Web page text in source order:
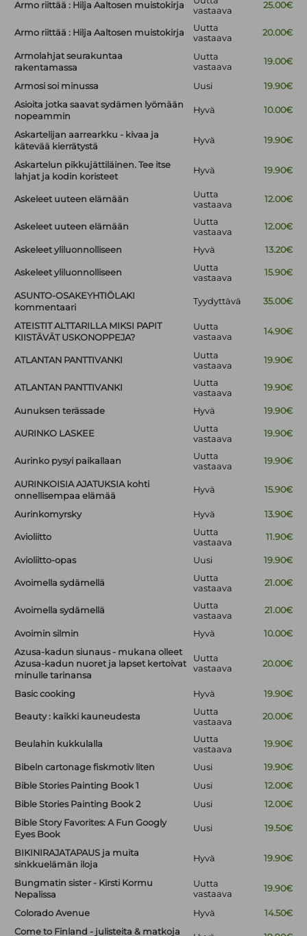
Armo riittää : Hilja Aaltosen muistokirja
vastaava
25.00€
Armo riittää : Hilja Aaltosen muistokirja
Uutta
vastaava
20.00€
Armolahjat seurakuntaa
rakentamassa
Uutta
vastaava
19.00€
Armosi soi minussa Uusi
19.90€
Asioita jotka saavat sydämen lyömään
nopeammin
Hyvä 10.00€
Askartelijan aarrearkku - kivaa ja
kätevää kierrätystä
Hyvä 19.90€
Askartelun pikkujättiläinen. Tee itse
lahjat ja kodin koristeet
Hyvä 19.90€
Askeleet uuteen elämään
Uutta
vastaava
12.00€
Askeleet uuteen elämään
Uutta
vastaava
12.00€
Askeleet yliluonnolliseen Hyvä 13.20€
Askeleet yliluonnolliseen
Uutta
vastaava
15.90€
ASUNTO-OSAKEYHTIÖLAKI
kommentaari
Tyydyttävä 35.00€
ATEISTIT ALTTARILLA MIKSI PAPIT
KIISTÄVÄT USKONOPPEJA?
Uutta
vastaava
14.90€
ATLANTAN PANTTIVANKI
Uutta
vastaava
19.90€
ATLANTAN PANTTIVANKI
Uutta
vastaava
19.90€
Aunuksen terässade Hyvä 19.90€
AURINKO LASKEE
Uutta
vastaava
19.90€
Aurinko pysyi paikallaan
Uutta
vastaava
19.90€
AURINKOISIA AJATUKSIA kohti
onnellisempaa elämää
Hyvä 15.90€
Aurinkomyrsky Hyvä 13.90€
Avioliitto
Uutta
vastaava
11.90€
Avioliitto-opas Uusi 19.90€
Avoimella sydämellä
Uutta
vastaava
21.00€
Avoimella sydämellä
Uutta
vastaava
21.00€
Avoimin silmin Hyvä
10.00€
Azusa-kadun siunaus - mukana olleet
Azusa-kadun nuoret ja lapset kertoivat
minulle tarinansa
Uutta
vastaava
20.00€
Basic cooking Hyvä 19.90€
Beauty : kaikki kauneudesta
Uutta
vastaava
20.00€
Beulahin kukkulalla
Uutta
vastaava
19.90€
Bibeln cartonage fiskmotiv liten Uusi
19.90€
Bible Stories Painting Book 1
Uusi
12.00€
Bible Stories Painting Book 2
Uusi
12.00€
Bible Story Favorites: A Fun Googly
Eyes Book
Uusi 19.50€
BIKINIRAJATAPAUS ja muita
sinkkuelämän iloja
Hyvä 19.90€
Bungmatin sister - Kirsti Kormu
Nepalissa
Uutta
vastaava
19.90€
Colorado Avenue Hyvä
14.50€
Come to Finland - julisteita & matkoja